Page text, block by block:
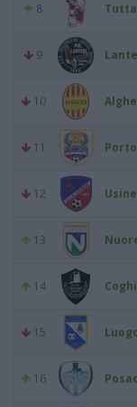
8
9
10
11
12
13
14
15
16